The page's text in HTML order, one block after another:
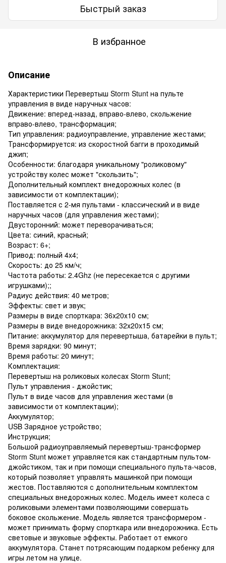
Быстрый заказ
В избранное
Описание
Характеристики Перевертыш Storm Stunt на пульте
управления в виде наручных часов:
Движение: вперед-назад, вправо-влево, скольжение
вправо-влево, трансформация;
Тип управления: радиоуправление, управление жестами;
Трансформируется: из скоростной багги в проходимый
джип;
Особенности: благодаря уникальному "роликовому"
устройству колес может "скользить";
Дополнительный комплект внедорожных колес (в
зависимости от комплектации);
Поставляется с 2-мя пультами - классический и в виде
наручных часов (для управления жестами);
Двусторонний: может переворачиваться;
Цвета: синий, красный;
Возраст: 6+;
Привод: полный 4x4;
Скорость: до 25 км/ч;
Частота работы: 2.4Ghz (не пересекается с другими
игрушками);;
Радиус действия: 40 метров;
Эффекты: свет и звук;
Размеры в виде спорткара: 36x20x10 см;
Размеры в виде внедорожника: 32x20x15 см;
Питание: аккумулятор для перевертыша, батарейки в пульт;
Время зарядки: 90 минут;
Время работы: 20 минут;
Комплектация:
Перевертыш на роликовых колесах Storm Stunt;
Пульт управления - джойстик;
Пульт в виде часов для управления жестами (в
зависимости от комплектации);
Аккумулятор;
USB Зарядное устройство;
Инструкция;
Большой радиоуправляемый перевертыш-трансформер
Storm Stunt может управляется как стандартным пультом-
джойстиком, так и при помощи специального пульта-часов,
который позволяет управлять машинкой при помощи
жестов. Поставляются с дополнительным комплектом
специальных внедорожных колес. Модель имеет колеса с
роликовыми элементами позволяющими совершать
боковое скольжение. Модель является трансформером -
может принимать форму спорткара или внедорожника. Есть
световые и звуковые эффекты. Работает от емкого
аккумулятора. Станет потрясающим подарком ребенку для
игры летом на улице.